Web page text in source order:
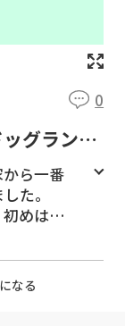
0
ッグラン
ら一番
た。
めはみ
姿郎、
か？
頭飼
なる